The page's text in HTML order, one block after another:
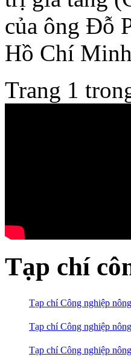
của ông Đỗ
Hồ Chí
Trang 1
Tạp chí
Tạp chí Công nghiệp
Tạp chí Công nghiệp
Tạp chí Công nghiệp